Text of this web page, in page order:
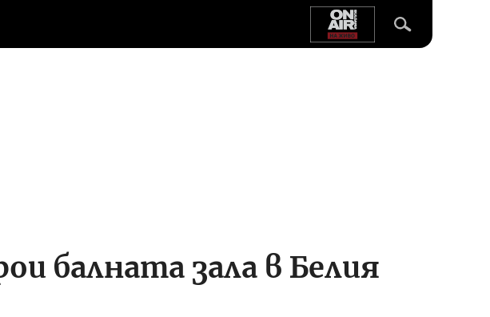
балната зала в Белия